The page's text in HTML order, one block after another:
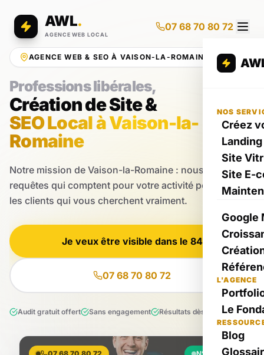
AWL.
AGENCE WEB LOCAL
07 68 70 80 72
NOS
Créez
Site
Site E-
Google
L'AGENCE
Le
Blog
AGENCE WEB & SEO À VAISON-LA-ROMAINE
Professions libérales,
Création de Site &
SEO Local à Vaison-la-
Romaine
Notre mission de Vaison-la-Romaine : nous ciblons les
requêtes qui comptent pour votre activité pour attirer
les clients qui vous cherchent vraiment.
Je veux être visible dans le 84
07 68 70 80 72
Audit gratuit offert Sans engagement Résultats dès le 1er mois